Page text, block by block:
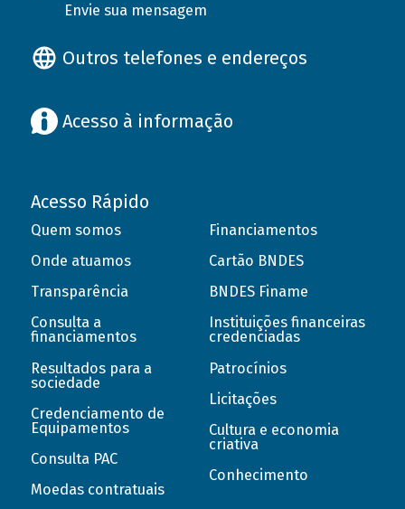
Envie sua mensagem
Outros telefones e endereços
Acesso à informação
Acesso Rápido
Quem somos
Onde atuamos
Transparência
Consulta a
financiamentos
Resultados para a
sociedade
Credenciamento de
Equipamentos
Consulta PAC
Moedas contratuais
Financiamentos
Cartão BNDES
BNDES Finame
Instituições financeiras
credenciadas
Patrocínios
Licitações
Cultura e economia
criativa
Conhecimento